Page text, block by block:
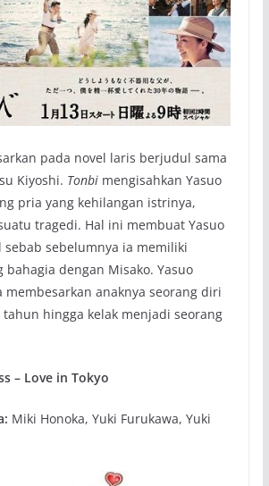
pada novel laris berjudul sama
Kiyoshi. Tonbimengisahkan Yasuo
pria yang kehilangan istrinya,
tragedi. Hal ini membuat Yasuo
sebelumnya ia memiliki
bahagia dengan Misako. Yasuo
membesarkan anaknya seorang diri
hingga kelak menjadi seorang
– Love in Tokyo
Miki Honoka, Yuki Furukawa, Yuki